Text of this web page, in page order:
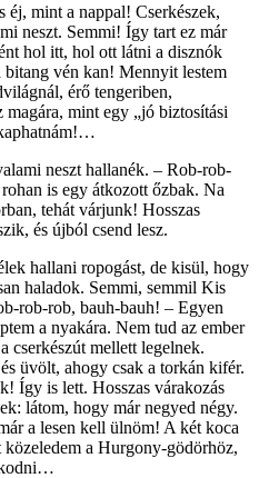
mint a nappal! Cserkészek,
neszt. Semmi! Így tart ez már
hol itt, hol ott látni a disznók
vén kan! Mennyit lestem
érő tengeriben,
mint egy „jó biztosítási
neszt hallanék. – Rob-rob-
is egy átkozott őzbak. Na
tehát várjunk! Hosszas
és újból csend lesz.
hallani ropogást, de kisül, hogy
haladok. Semmi, semmil Kis
rob-rob, bauh-bauh! – Egyen
a nyakára. Nem tud az ember
cserkészút mellett legelnek.
üvölt, ahogy csak a torkán kifér.
Így is lett. Hosszas várakozás
látom, hogy már negyed négy.
a lesen kell ülnöm! A két koca
a Hurgony-gödörhöz,